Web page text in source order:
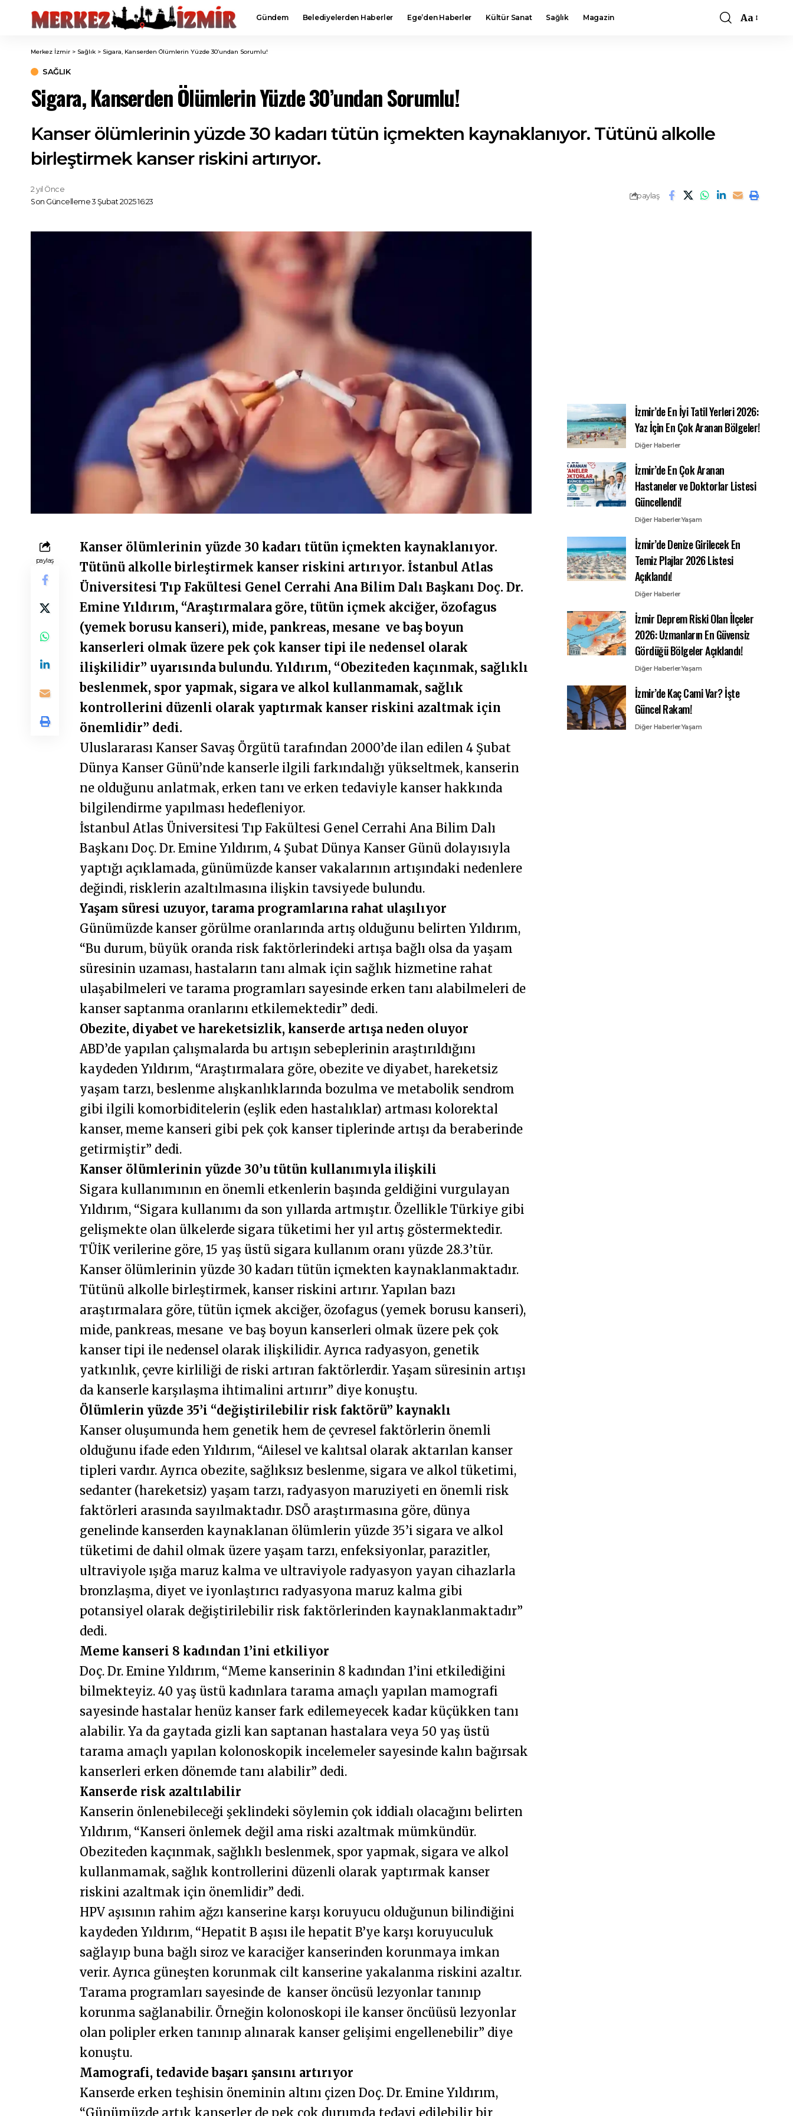
Gündem Belediyelerden Haberler Ege’den Haberler Kültür Sanat Sağlık Magazin
Font
Aa
Merkez İzmir > Sağlık > Sigara, Kanserden Ölümlerin Yüzde 30’undan Sorumlu!
SAĞLIK
Sigara, Kanserden Ölümlerin Yüzde 30’undan Sorumlu!
Kanser ölümlerinin yüzde 30 kadarı tütün içmekten kaynaklanıyor. Tütünü alkolle
birleştirmek kanser riskini artırıyor.
Son Güncelleme 3 Şubat 2025 16:23
2 yıl Önce
paylaş
paylaş
Kanser ölümlerinin yüzde 30 kadarı tütün içmekten kaynaklanıyor.
Tütünü alkolle birleştirmek kanser riskini artırıyor. İstanbul Atlas
Üniversitesi Tıp Fakültesi Genel Cerrahi Ana Bilim Dalı Başkanı Doç. Dr.
Emine Yıldırım, “Araştırmalara göre, tütün içmek akciğer, özofagus
(yemek borusu kanseri), mide, pankreas, mesane ve baş boyun
kanserleri olmak üzere pek çok kanser tipi ile nedensel olarak
ilişkilidir” uyarısında bulundu. Yıldırım, “Obeziteden kaçınmak, sağlıklı
beslenmek, spor yapmak, sigara ve alkol kullanmamak, sağlık
kontrollerini düzenli olarak yaptırmak kanser riskini azaltmak için
önemlidir” dedi.
Uluslararası Kanser Savaş Örgütü tarafından 2000’de ilan edilen 4 Şubat
Dünya Kanser Günü’nde kanserle ilgili farkındalığı yükseltmek, kanserin
ne olduğunu anlatmak, erken tanı ve erken tedaviyle kanser hakkında
bilgilendirme yapılması hedefleniyor.
İstanbul Atlas Üniversitesi Tıp Fakültesi Genel Cerrahi Ana Bilim Dalı
Başkanı Doç. Dr. Emine Yıldırım, 4 Şubat Dünya Kanser Günü dolayısıyla
yaptığı açıklamada, günümüzde kanser vakalarının artışındaki nedenlere
değindi, risklerin azaltılmasına ilişkin tavsiyede bulundu.
Yaşam süresi uzuyor, tarama programlarına rahat ulaşılıyor
Günümüzde kanser görülme oranlarında artış olduğunu belirten Yıldırım,
“Bu durum, büyük oranda risk faktörlerindeki artışa bağlı olsa da yaşam
süresinin uzaması, hastaların tanı almak için sağlık hizmetine rahat
ulaşabilmeleri ve tarama programları sayesinde erken tanı alabilmeleri de
kanser saptanma oranlarını etkilemektedir” dedi.
Obezite, diyabet ve hareketsizlik, kanserde artışa neden oluyor
ABD’de yapılan çalışmalarda bu artışın sebeplerinin araştırıldığını
kaydeden Yıldırım, “Araştırmalara göre, obezite ve diyabet, hareketsiz
yaşam tarzı, beslenme alışkanlıklarında bozulma ve metabolik sendrom
gibi ilgili komorbiditelerin (eşlik eden hastalıklar) artması kolorektal
kanser, meme kanseri gibi pek çok kanser tiplerinde artışı da beraberinde
getirmiştir” dedi.
Kanser ölümlerinin yüzde 30’u tütün kullanımıyla ilişkili
Sigara kullanımının en önemli etkenlerin başında geldiğini vurgulayan
Yıldırım, “Sigara kullanımı da son yıllarda artmıştır. Özellikle Türkiye gibi
gelişmekte olan ülkelerde sigara tüketimi her yıl artış göstermektedir.
TÜİK verilerine göre, 15 yaş üstü sigara kullanım oranı yüzde 28.3’tür.
Kanser ölümlerinin yüzde 30 kadarı tütün içmekten kaynaklanmaktadır.
Tütünü alkolle birleştirmek, kanser riskini artırır. Yapılan bazı
araştırmalara göre, tütün içmek akciğer, özofagus (yemek borusu kanseri),
mide, pankreas, mesane ve baş boyun kanserleri olmak üzere pek çok
kanser tipi ile nedensel olarak ilişkilidir. Ayrıca radyasyon, genetik
yatkınlık, çevre kirliliği de riski artıran faktörlerdir. Yaşam süresinin artışı
da kanserle karşılaşma ihtimalini artıırır” diye konuştu.
Ölümlerin yüzde 35’i “değiştirilebilir risk faktörü” kaynaklı
Kanser oluşumunda hem genetik hem de çevresel faktörlerin önemli
olduğunu ifade eden Yıldırım, “Ailesel ve kalıtsal olarak aktarılan kanser
tipleri vardır. Ayrıca obezite, sağlıksız beslenme, sigara ve alkol tüketimi,
sedanter (hareketsiz) yaşam tarzı, radyasyon maruziyeti en önemli risk
faktörleri arasında sayılmaktadır. DSÖ araştırmasına göre, dünya
genelinde kanserden kaynaklanan ölümlerin yüzde 35’i sigara ve alkol
tüketimi de dahil olmak üzere yaşam tarzı, enfeksiyonlar, parazitler,
ultraviyole ışığa maruz kalma ve ultraviyole radyasyon yayan cihazlarla
bronzlaşma, diyet ve iyonlaştırıcı radyasyona maruz kalma gibi
potansiyel olarak değiştirilebilir risk faktörlerinden kaynaklanmaktadır”
dedi.
Meme kanseri 8 kadından 1’ini etkiliyor
Doç. Dr. Emine Yıldırım, “Meme kanserinin 8 kadından 1’ini etkilediğini
bilmekteyiz. 40 yaş üstü kadınlara tarama amaçlı yapılan mamografi
sayesinde hastalar henüz kanser fark edilemeyecek kadar küçükken tanı
alabilir. Ya da gaytada gizli kan saptanan hastalara veya 50 yaş üstü
tarama amaçlı yapılan kolonoskopik incelemeler sayesinde kalın bağırsak
kanserleri erken dönemde tanı alabilir” dedi.
Kanserde risk azaltılabilir
Kanserin önlenebileceği şeklindeki söylemin çok iddialı olacağını belirten
Yıldırım, “Kanseri önlemek değil ama riski azaltmak mümkündür.
Obeziteden kaçınmak, sağlıklı beslenmek, spor yapmak, sigara ve alkol
kullanmamak, sağlık kontrollerini düzenli olarak yaptırmak kanser
riskini azaltmak için önemlidir” dedi.
HPV aşısının rahim ağzı kanserine karşı koruyucu olduğunun bilindiğini
kaydeden Yıldırım, “Hepatit B aşısı ile hepatit B’ye karşı koruyuculuk
sağlayıp buna bağlı siroz ve karaciğer kanserinden korunmaya imkan
verir. Ayrıca güneşten korunmak cilt kanserine yakalanma riskini azaltır.
Tarama programları sayesinde de kanser öncüsü lezyonlar tanınıp
korunma sağlanabilir. Örneğin kolonoskopi ile kanser öncüüsü lezyonlar
olan polipler erken tanınıp alınarak kanser gelişimi engellenebilir” diye
konuştu.
Mamografi, tedavide başarı şansını artırıyor
Kanserde erken teşhisin öneminin altını çizen Doç. Dr. Emine Yıldırım,
“Günümüzde artık kanserler de pek çok durumda tedavi edilebilir bir
İzmir’de En İyi Tatil Yerleri 2026:
Yaz İçin En Çok Aranan Bölgeler!
Diğer Haberler
İzmir’de En Çok Aranan
Hastaneler ve Doktorlar Listesi
Güncellendi!
Diğer HaberlerYaşam
İzmir’de Denize Girilecek En
Temiz Plajlar 2026 Listesi
Açıklandı!
Diğer Haberler
İzmir Deprem Riski Olan İlçeler
2026: Uzmanların En Güvensiz
Gördüğü Bölgeler Açıklandı!
Diğer HaberlerYaşam
İzmir’de Kaç Cami Var? İşte
Güncel Rakam!
Diğer HaberlerYaşam